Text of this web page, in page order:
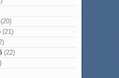
(21)
(22)